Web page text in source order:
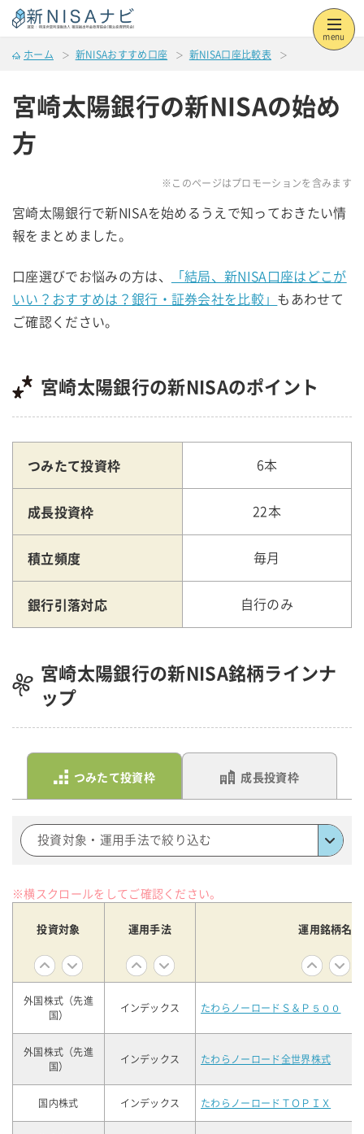
menu
ホーム 新NISAおすすめ口座 新NISA口座比較表
宮崎太陽銀行の新NISAの始め
方
※このページはプロモーションを含みます
宮崎太陽銀行で新NISAを始めるうえで知っておきたい情
報をまとめました。
口座選びでお悩みの方は、
「結局、新NISA口座はどこが
いい？おすすめは？銀行・証券会社を比較」 もあわせて
ご確認ください。
宮崎太陽銀行の新NISAのポイント
つみたて投資枠 6本
成長投資枠 22本
積立頻度 毎月
銀行引落対応 自行のみ
宮崎太陽銀行の新NISA銘柄ラインナ
ップ
つみたて投資枠 成長投資枠
投資対象・運用手法で絞り込む
※横スクロールをしてご確認ください。
投資対象 運用手法 運用銘柄名
外国株式（先進
国）
インデックス たわらノーロードＳ＆Ｐ５００
外国株式（先進
国）
インデックス たわらノーロード全世界株式
国内株式 インデックス たわらノーロードＴＯＰＩＸ